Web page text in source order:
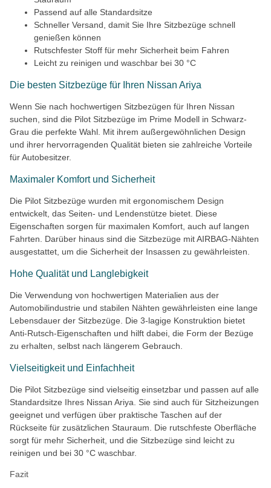
Passend auf alle Standardsitze
Schneller Versand, damit Sie Ihre Sitzbezüge schnell
genießen können
Rutschfester Stoff für mehr Sicherheit beim Fahren
Leicht zu reinigen und waschbar bei 30 °C
Die besten Sitzbezüge für Ihren Nissan Ariya
Wenn Sie nach hochwertigen Sitzbezügen für Ihren Nissan
suchen, sind die Pilot Sitzbezüge im Prime Modell in Schwarz-
Grau die perfekte Wahl. Mit ihrem außergewöhnlichen Design
und ihrer hervorragenden Qualität bieten sie zahlreiche Vorteile
für Autobesitzer.
Maximaler Komfort und Sicherheit
Die Pilot Sitzbezüge wurden mit ergonomischem Design
entwickelt, das Seiten- und Lendenstütze bietet. Diese
Eigenschaften sorgen für maximalen Komfort, auch auf langen
Fahrten. Darüber hinaus sind die Sitzbezüge mit AIRBAG-Nähten
ausgestattet, um die Sicherheit der Insassen zu gewährleisten.
Hohe Qualität und Langlebigkeit
Die Verwendung von hochwertigen Materialien aus der
Automobilindustrie und stabilen Nähten gewährleisten eine lange
Lebensdauer der Sitzbezüge. Die 3-lagige Konstruktion bietet
Anti-Rutsch-Eigenschaften und hilft dabei, die Form der Bezüge
zu erhalten, selbst nach längerem Gebrauch.
Vielseitigkeit und Einfachheit
Die Pilot Sitzbezüge sind vielseitig einsetzbar und passen auf alle
Standardsitze Ihres Nissan Ariya. Sie sind auch für Sitzheizungen
geeignet und verfügen über praktische Taschen auf der
Rückseite für zusätzlichen Stauraum. Die rutschfeste Oberfläche
sorgt für mehr Sicherheit, und die Sitzbezüge sind leicht zu
reinigen und bei 30 °C waschbar.
Fazit